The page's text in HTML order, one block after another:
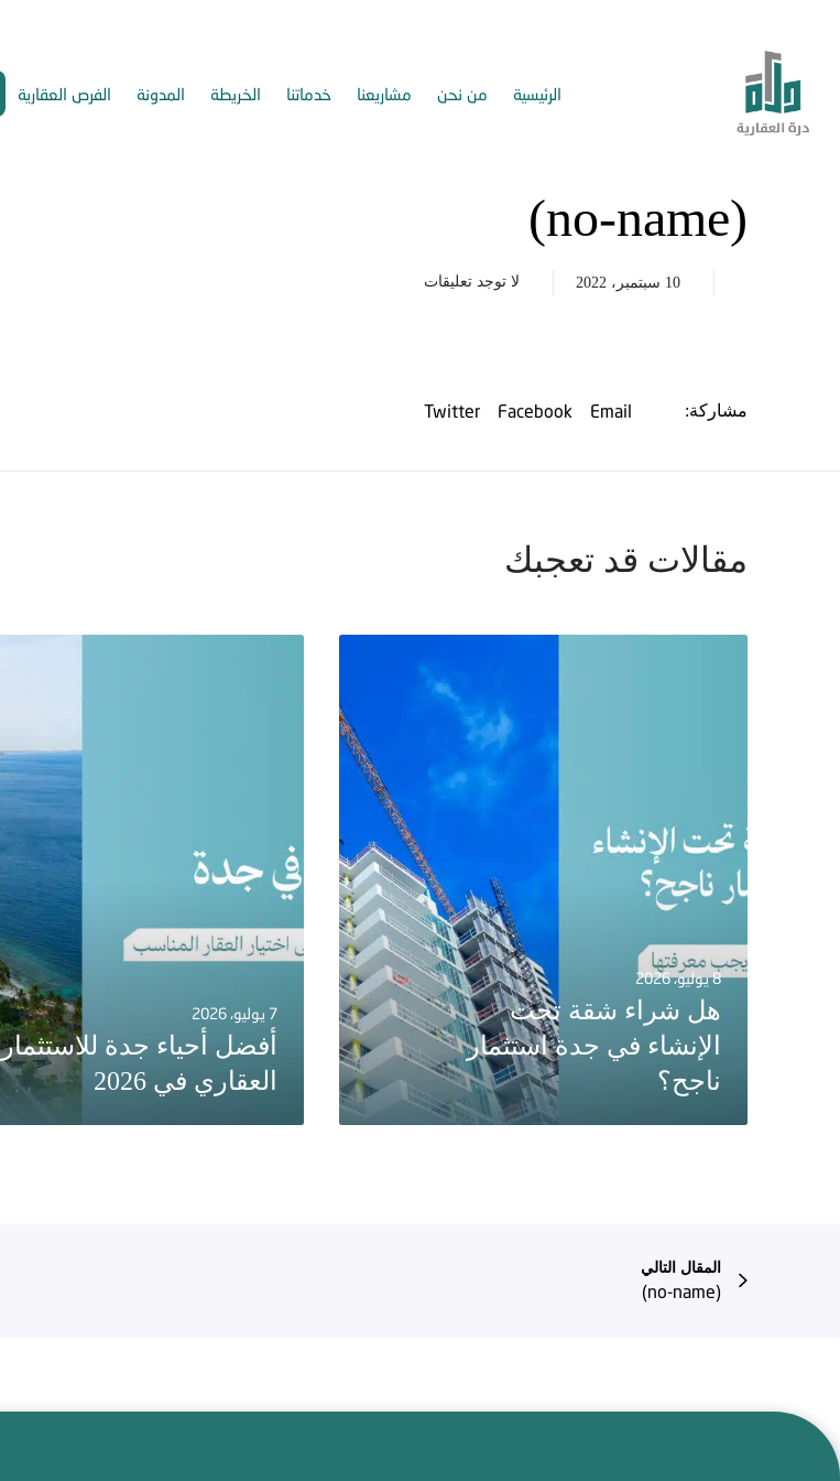
الرئيسية من نحن مشاريعنا خدماتنا الخريطة المدونة الفرص العقارية
(no-name)
10 سبتمبر، 2022 لا توجد تعليقات
مشاركة: Email
Facebook
Twitter
مقالات قد تعجبك
8 يوليو، 2026
هل شراء شقة تحت
الإنشاء في جدة استثمار
ناجح؟
7 يوليو، 2026
أفضل أحياء جدة للاستثمار
العقاري في 2026
المقال التالي
(no-name)